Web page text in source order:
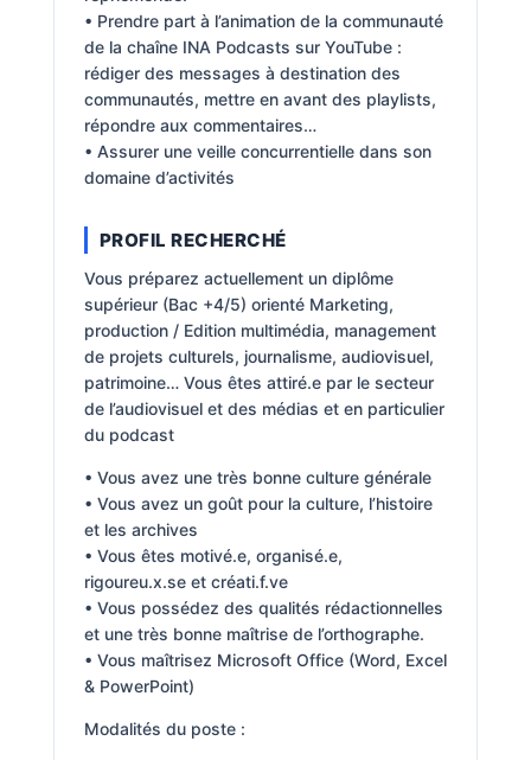
• Prendre part à l’animation de la communauté
de la chaîne INA Podcasts sur YouTube :
rédiger des messages à destination des
communautés, mettre en avant des playlists,
répondre aux commentaires…
• Assurer une veille concurrentielle dans son
domaine d’activités
PROFIL RECHERCHÉ
Vous préparez actuellement un diplôme
supérieur (Bac +4/5) orienté Marketing,
production / Edition multimédia, management
de projets culturels, journalisme, audiovisuel,
patrimoine… Vous êtes attiré.e par le secteur
de l’audiovisuel et des médias et en particulier
du podcast
• Vous avez une très bonne culture générale
• Vous avez un goût pour la culture, l’histoire
et les archives
• Vous êtes motivé.e, organisé.e,
rigoureu.x.se et créati.f.ve
• Vous possédez des qualités rédactionnelles
et une très bonne maîtrise de l’orthographe.
• Vous maîtrisez Microsoft Office (Word, Excel
& PowerPoint)
Modalités du poste :